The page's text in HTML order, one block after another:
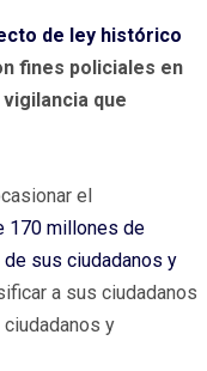
de ley histórico
fines policiales en
que
el
170 millones de
sus ciudadanos y
a sus ciudadanos
y